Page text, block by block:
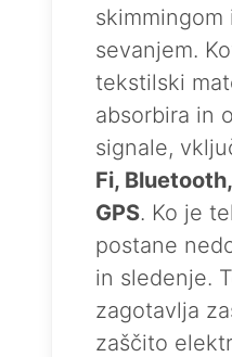
skimmingom
sevanjem.
tekstilski
absorbira in
signale,
Fi,
GPS. Ko je
postane
in sledenje.
zagotavlja
zaščito